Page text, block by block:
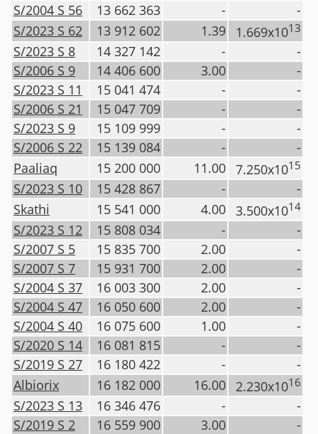
S/2004 S 56
13 662 363 -
-
S/2023 S 62
13 912 602 1.39 1.669x1013
S/2023 S 8 14 327 142 -
-
S/2006 S 9
14 406 600 3.00
-
S/2023 S 11
15 041 474 -
-
S/2006 S 21
15 047 709 -
-
S/2023 S 9
15 109 999 -
-
S/2006 S 22
15 139 084 -
-
Paaliaq
15 200 000 11.00 7.250x1015
S/2023 S 10 15 428 867 -
-
Skathi
15 541 000 4.00 3.500x1014
S/2023 S 12 15 808 034 -
-
S/2007 S 5
15 835 700 2.00
-
S/2007 S 7
15 931 700 2.00
-
S/2004 S 37
16 003 300 2.00
-
S/2004 S 47
16 050 600 2.00
-
S/2004 S 40
16 075 600 1.00
-
S/2020 S 14
16 081 815 -
-
S/2019 S 27
16 180 422 -
-
Albiorix
16 182 000 16.00 2.230x1016
S/2023 S 13 16 346 476 -
-
S/2019 S 2
16 559 900 3.00
-